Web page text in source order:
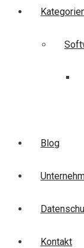
Blog
Kontakt